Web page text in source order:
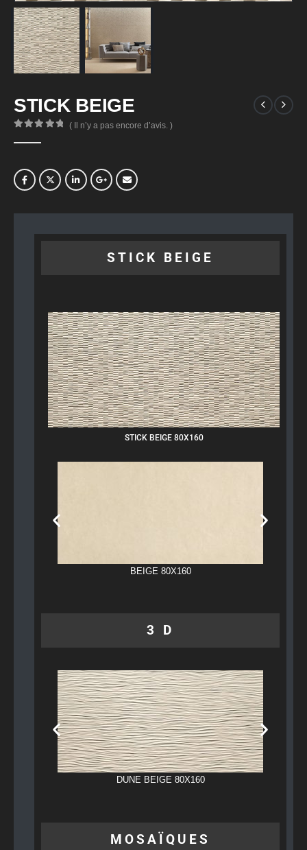
STICK BEIGE
( Il n’y a pas encore d’avis. )
STICK BEIGE
STICK BEIGE 80X160
BEIGE 80X160
3 D
DUNE BEIGE 80X160
MOSAÏQUES